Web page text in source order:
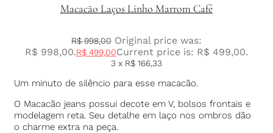
Macacão Laços Linho Marrom Café
R$998,00 Original price was:
R$ 998,00.R$ 499,00Current price is: R$ 499,00.
3 x R$ 166,33
Um minuto de silêncio para esse macacão.
O Macacão jeans possui decote em V, bolsos frontais e
modelagem reta. Seu detalhe em laço nos ombros dão
o charme extra na peça.